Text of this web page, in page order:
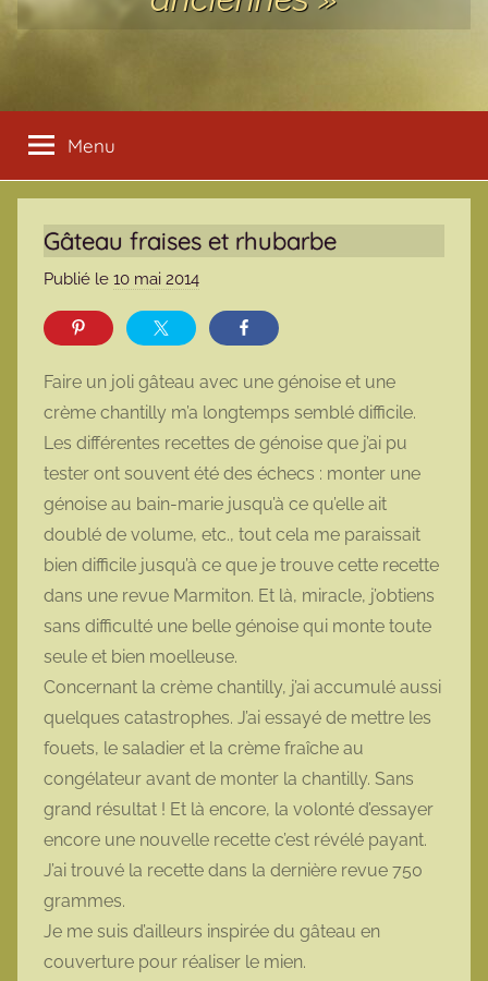
Menu
Gâteau fraises et rhubarbe
Publié le 10 mai 2014
a
r
m
o
t
t
e
Faire un joli gâteau avec une génoise et une
crème chantilly m’a longtemps semblé difficile.
Les différentes recettes de génoise que j’ai pu
tester ont souvent été des échecs : monter une
génoise au bain-marie jusqu’à ce qu’elle ait
doublé de volume, etc., tout cela me paraissait
bien difficile jusqu’à ce que je trouve cette recette
dans une revue Marmiton. Et là, miracle, j’obtiens
sans difficulté une belle génoise qui monte toute
seule et bien moelleuse.
Concernant la crème chantilly, j’ai accumulé aussi
quelques catastrophes. J’ai essayé de mettre les
fouets, le saladier et la crème fraîche au
congélateur avant de monter la chantilly. Sans
grand résultat ! Et là encore, la volonté d’essayer
encore une nouvelle recette c’est révélé payant.
J’ai trouvé la recette dans la dernière revue 750
grammes.
Je me suis d’ailleurs inspirée du gâteau en
couverture pour réaliser le mien.